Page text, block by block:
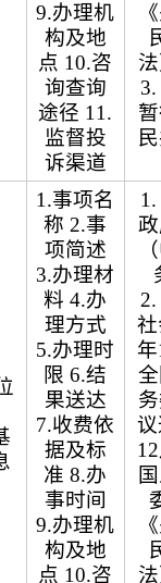
9.办理机
构及地
点 10.咨
询查询
途径 11.
监督投
诉渠道
1.事项名
称 2.事
项简述
3.办理材
料 4.办
理方式
5.办理时
限 6.结
果送达
7.收费依
据及标
准 8.办
事时间
9.办理机
构及地
点 10.咨